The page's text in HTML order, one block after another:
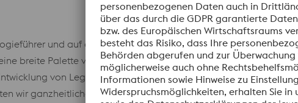
und auf der Grundlage unserer langjährigen
breite Palette von Produktionstechniken und
von Legierungen und der Herstellung von
wir ganzheitliche Lösungen. Dies dient der Risikominimierung